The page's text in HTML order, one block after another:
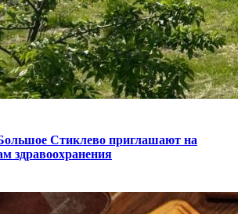
Стиклево приглашают на
здравоохранения